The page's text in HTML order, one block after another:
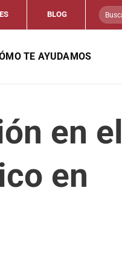
BLOG
TE AYUDAMOS
en el
en